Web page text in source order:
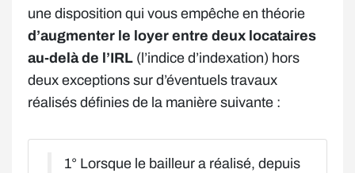
une disposition qui vous empêche en théorie
d’augmenter le loyer entre deux locataires
au-delà de l’IRL (l’indice d’indexation) hors
deux exceptions sur d’éventuels travaux
réalisés définies de la manière suivante :
1° Lorsque le bailleur a réalisé, depuis